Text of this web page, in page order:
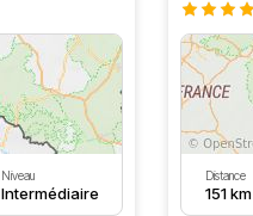
Niveau
Intermédiaire
Distance
151 km